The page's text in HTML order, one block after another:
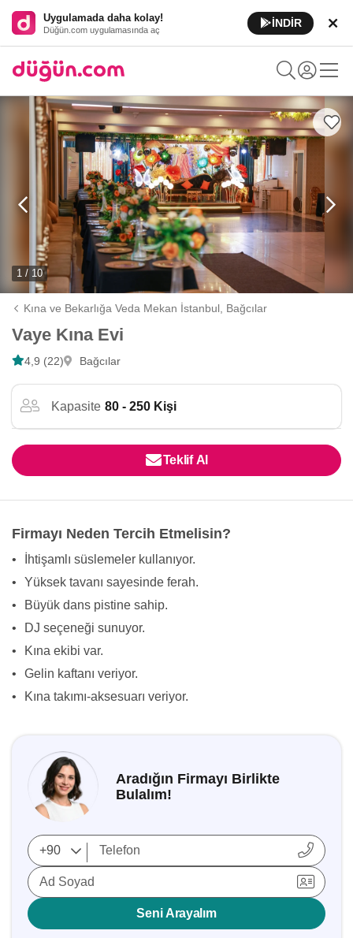
Uygulamada daha kolay!
Düğün.com uygulamasında aç
İNDİR
1 / 10
Kına ve Bekarlığa Veda Mekan İstanbul, Bağcılar
Vaye Kına Evi
4,9 (22) Bağcılar
Kapasite 80 - 250 Kişi
Teklif Al
Firmayı Neden Tercih Etmelisin?
•
İhtişamlı süslemeler kullanıyor.
•
Yüksek tavanı sayesinde ferah.
•
Büyük dans pistine sahip.
•
DJ seçeneği sunuyor.
•
Kına ekibi var.
•
Gelin kaftanı veriyor.
•
Kına takımı-aksesuarı veriyor.
Aradığın Firmayı Birlikte
Bulalım!
Ad Soyad
Seni Arayalım